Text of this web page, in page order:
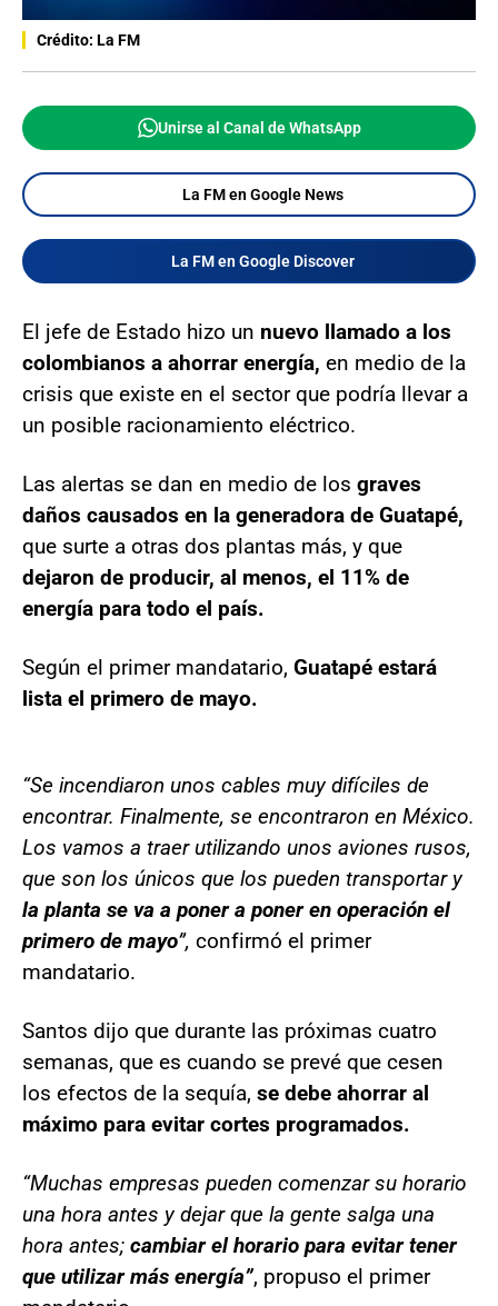
Crédito: La FM
Unirse al Canal de WhatsApp
La FM en Google News
La FM en Google Discover
El jefe de Estado hizo un nuevo llamado a los
colombianos a ahorrar energía, en medio de la
crisis que existe en el sector que podría llevar a
un posible racionamiento eléctrico.
Las alertas se dan en medio de los graves
daños causados en la generadora de Guatapé,
que surte a otras dos plantas más, y que
dejaron de producir, al menos, el 11% de
energía para todo el país.
Según el primer mandatario, Guatapé estará
lista el primero de mayo.
“Se incendiaron unos cables muy difíciles de
encontrar. Finalmente, se encontraron en México.
Los vamos a traer utilizando unos aviones rusos,
que son los únicos que los pueden transportar y
la planta se va a poner a poner en operación el
primero de mayo”, confirmó el primer
mandatario.
Santos dijo que durante las próximas cuatro
semanas, que es cuando se prevé que cesen
los efectos de la sequía, se debe ahorrar al
máximo para evitar cortes programados.
“Muchas empresas pueden comenzar su horario
una hora antes y dejar que la gente salga una
hora antes; cambiar el horario para evitar tener
que utilizar más energía”, propuso el primer